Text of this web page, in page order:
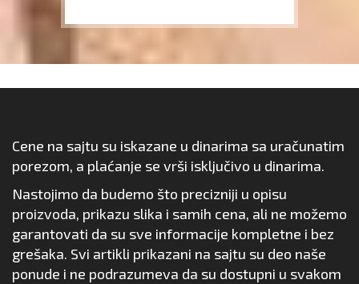
Cene na sajtu su iskazane u dinarima sa uračunatim
porezom, a plaćanje se vrši isključivo u dinarima.
Nastojimo da budemo što precizniji u opisu
proizvoda, prikazu slika i samih cena, ali ne možemo
garantovati da su sve informacije kompletne i bez
grešaka. Svi artikli prikazani na sajtu su deo naše
ponude i ne podrazumeva da su dostupni u svakom